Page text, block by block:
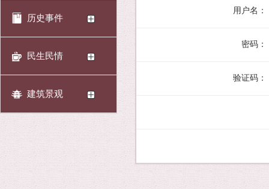
历史事件
民生民情
建筑景观
用户名：
密码：
验证码：